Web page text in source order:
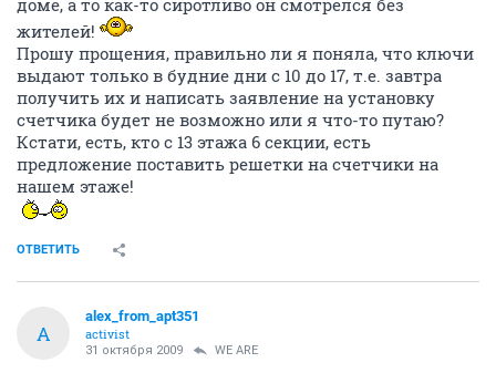
доме, а то как-то сиротливо он смотрелся без
жителей!
Прошу прощения, правильно ли я поняла, что ключи
выдают только в будние дни с 10 до 17, т.е. завтра
получить их и написать заявление на установку
счетчика будет не возможно или я что-то путаю?
Кстати, есть, кто с 13 этажа 6 секции, есть
предложение поставить решетки на счетчики на
нашем этаже!
ОТВЕТИТЬ
A
alex_from_apt351
activist
31 октября 2009 WE ARE